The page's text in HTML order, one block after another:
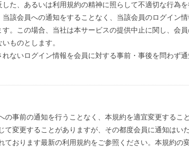
た、あるいは利用規約の精神に照らして不適切な行為
該会員への通知をすることなく、当該会員のログイン
。この場合、当社は本サービスの提供中止に関し、会
ものとします。
ないログイン情報を会員に対する事前・事後を問わず通
の事前の通知を行うことなく、本規約を適宜変更するこ
て変更することがありますが、その都度会員に通知はい
ております最新の利用規約をご参照ください。本規約の